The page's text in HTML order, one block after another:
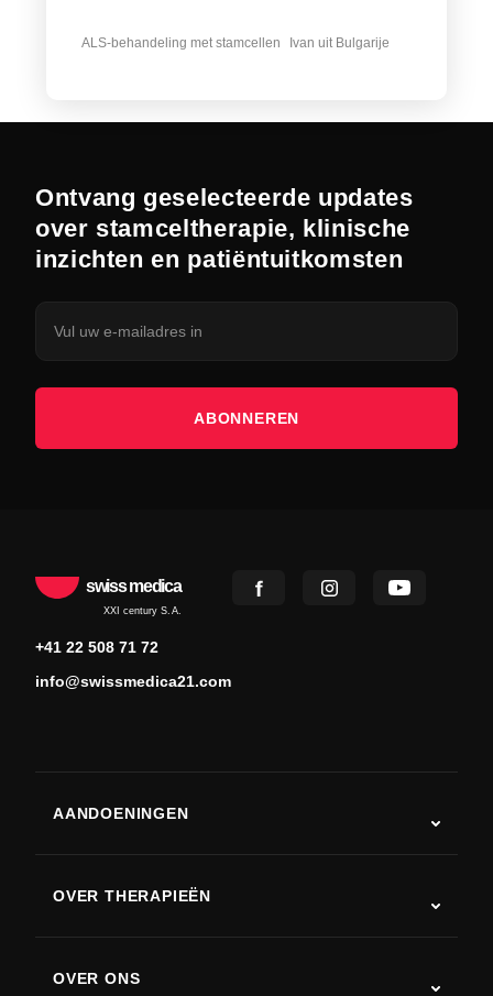
ALS-behandeling met stamcellen Ivan uit Bulgarije
Ontvang geselecteerde updates
over stamceltherapie, klinische
inzichten en patiëntuitkomsten
ABONNEREN
swiss medica
XXI century S.A.
+41 22 508 71 72
info@swissmedica21.com
AANDOENINGEN
Ziekte van Parkinson
OVER THERAPIEËN
OVER ONS